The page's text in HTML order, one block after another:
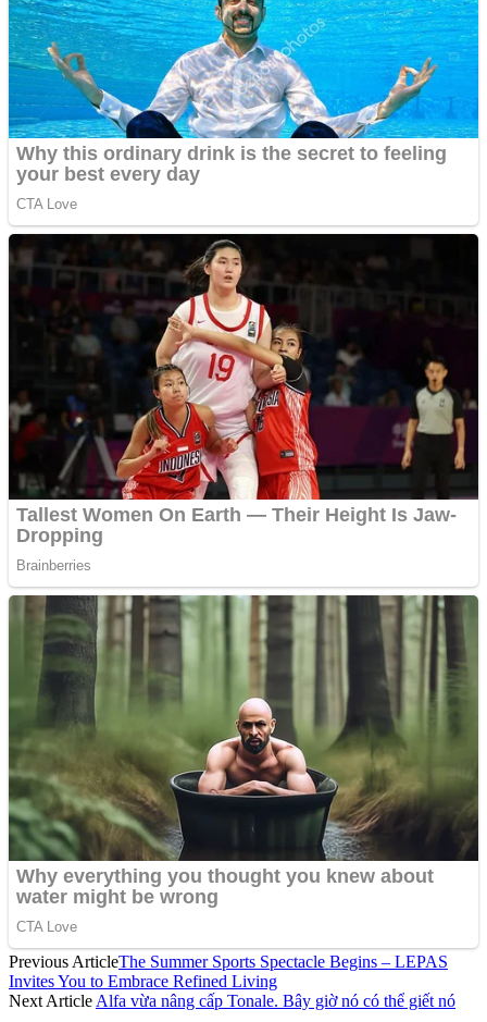
Previous ArticleThe Summer Sports Spectacle Begins – LEPAS
Invites You to Embrace Refined Living
Next Article Alfa vừa nâng cấp Tonale. Bây giờ nó có thể giết nó